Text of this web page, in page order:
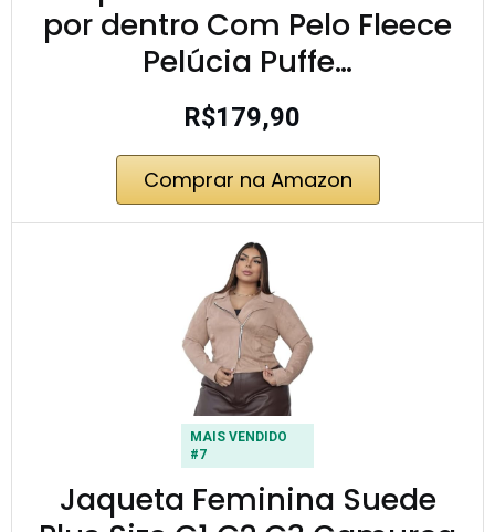
por dentro Com Pelo Fleece
Pelúcia Puffe…
R$179,90
Comprar na Amazon
MAIS VENDIDO
#7
Jaqueta Feminina Suede